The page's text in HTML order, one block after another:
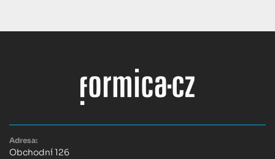
Adresa:
Obchodní 126